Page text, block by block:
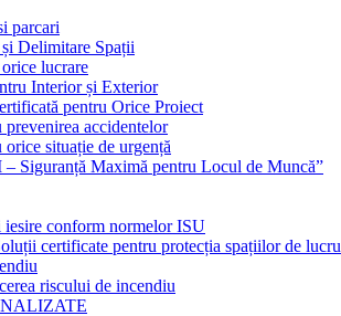
parcari
Delimitare Spații
lucrare
Interior și Exterior
pentru Orice Proiect
accidentelor
situație de urgență
– Siguranță Maximă pentru Locul de Muncă”
conform normelor ISU
certificate pentru protecția spațiilor de lucru
riscului de incendiu